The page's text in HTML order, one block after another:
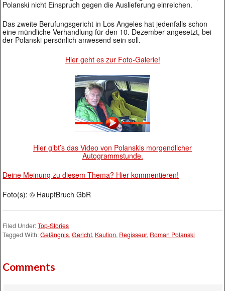
Polanski nicht Einspruch gegen die Auslieferung einreichen.
Das zweite Berufungsgericht in Los Angeles hat jedenfalls schon
eine mündliche Verhandlung für den 10. Dezember angesetzt, bei
der Polanski persönlich anwesend sein soll.
Hier geht es zur Foto-Galerie!
Hier gibt’s das Video von Polanskis morgendlicher
Autogrammstunde.
Deine Meinung zu diesem Thema? Hier kommentieren!
Foto(s): © HauptBruch GbR
Filed Under:Top-Stories
Tagged With:Gefängnis,Gericht, Kaution, Regisseur, Roman Polanski
Comments